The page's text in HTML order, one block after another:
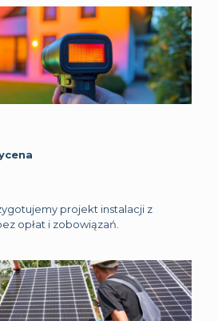
projekt instalacji z
opłat i zobowiązań.